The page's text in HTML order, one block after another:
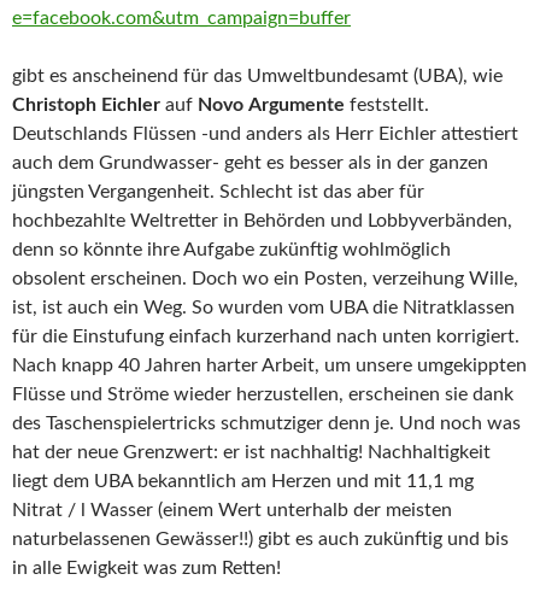
e=facebook.com&utm_campaign=buffer
gibt es anscheinend für das Umweltbundesamt (UBA), wie
Christoph Eichler auf Novo Argumente feststellt.
Deutschlands Flüssen -und anders als Herr Eichler attestiert
auch dem Grundwasser- geht es besser als in der ganzen
jüngsten Vergangenheit. Schlecht ist das aber für
hochbezahlte Weltretter in Behörden und Lobbyverbänden,
denn so könnte ihre Aufgabe zukünftig wohlmöglich
obsolent erscheinen. Doch wo ein Posten, verzeihung Wille,
ist, ist auch ein Weg. So wurden vom UBA die Nitratklassen
für die Einstufung einfach kurzerhand nach unten korrigiert.
Nach knapp 40 Jahren harter Arbeit, um unsere umgekippten
Flüsse und Ströme wieder herzustellen, erscheinen sie dank
des Taschenspielertricks schmutziger denn je. Und noch was
hat der neue Grenzwert: er ist nachhaltig! Nachhaltigkeit
liegt dem UBA bekanntlich am Herzen und mit 11,1 mg
Nitrat / l Wasser (einem Wert unterhalb der meisten
naturbelassenen Gewässer!!) gibt es auch zukünftig und bis
in alle Ewigkeit was zum Retten!